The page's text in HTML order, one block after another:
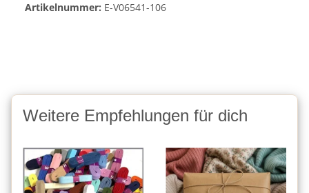
Artikelnummer: E-V06541-106
Weitere Empfehlungen für dich